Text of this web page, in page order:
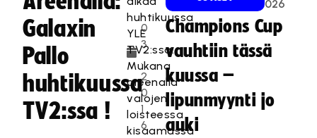
Galaxin
Pallo
huhtikuussa
TV2:ssa !
.
0
3
.
2
0
1
6
huhtikuussa
YLE
TV2:ssa.
Mukana
areenalla
valojen
loisteessa
kisaamassa
026
Champions Cup
vauhtiin tässä
kuussa –
lipunmyynti jo
auki